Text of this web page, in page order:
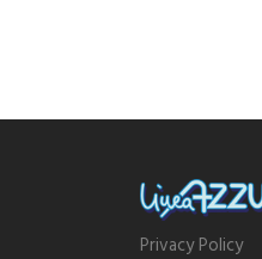
Privacy Policy